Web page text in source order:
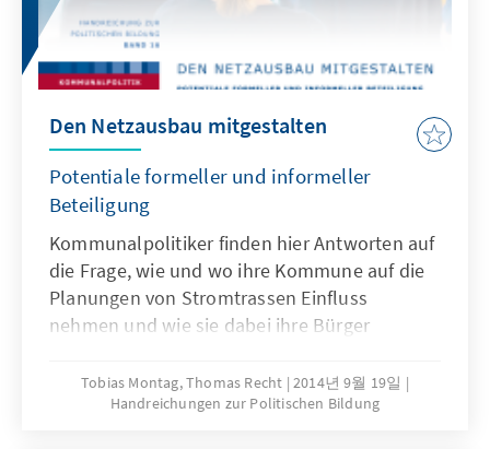
gar keine Rede sein. Damit die Details der
Entstehungsgeschichte sowie der
strukturellen Entwicklungen und inhaltlichen
Stiftung nicht verloren gingen, beauftragte
der damalige Leiter der Politischen Bildung
der Konrad-Adenauer-Stiftung, Prof. Dr.
Günther Rüther, seinen Assistenten Heinrich
Blatt damit, eine derartige historische Genese
für den Zeitraum von 1957 bis 1997
zusammenzustellen. Die Recherchen zur
vorliegenden Dokumentation erwiesen sich
geplant, das Manuskript wurde mehrmals
überarbeitet sowie ergänzt und erst im
Den Netzausbau mitgestalten
Potentiale formeller und informeller
Beteiligung
Kommunalpolitiker finden hier Antworten auf
die Frage, wie und wo ihre Kommune auf die
Planungen von Stromtrassen Einfluss
nehmen und wie sie dabei ihre Bürger
für ein Mediationsverfahren beim Netzausbau
und für dessen Finanzierung aufgezeigt.
Tobias Montag, Thomas Recht 2014년 9월 19일
Handreichungen zur Politischen Bildung